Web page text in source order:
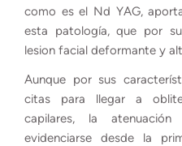
como es el Nd YAG,
esta patología, que por
lesion facial deformante y
Aunque por sus
citas para llegar a
capilares, la
evidenciarse desde la